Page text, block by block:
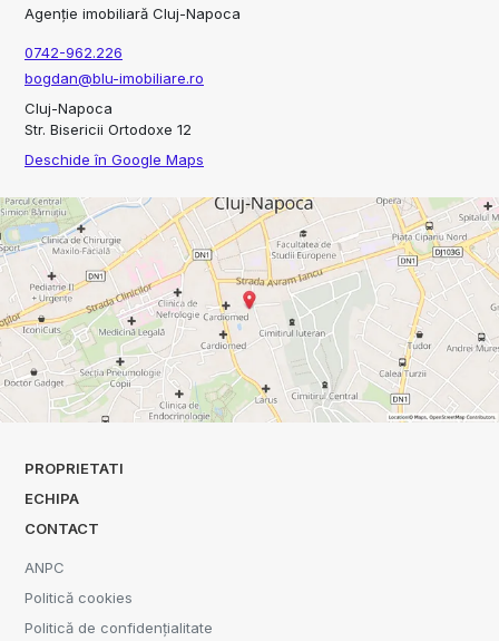
Agenție imobiliară Cluj-Napoca
0742-962.226
bogdan@blu-imobiliare.ro
Cluj-Napoca
Str. Bisericii Ortodoxe 12
Deschide în Google Maps
PROPRIETATI
ECHIPA
CONTACT
ANPC
Politică cookies
Politică de confidențialitate